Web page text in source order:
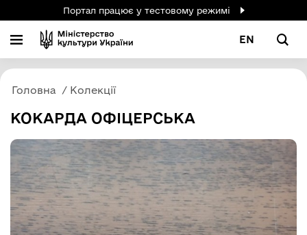
Портал працює у тестовому режимі
EN
Головна Колекції
КОКАРДА ОФІЦЕРСЬКА